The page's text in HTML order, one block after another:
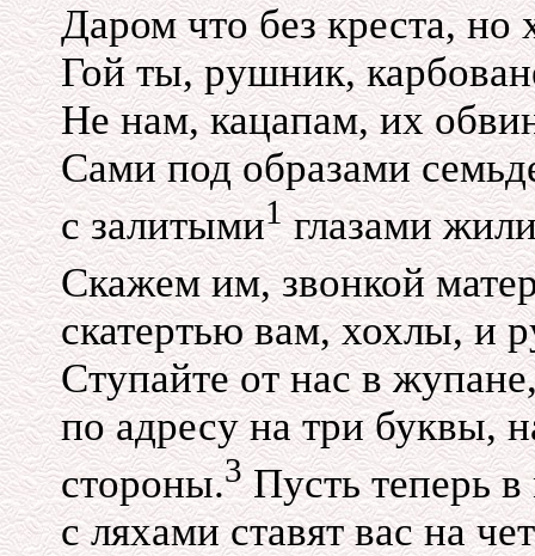
Даром что без креста, но
Гой ты, рушник,
Не нам, кацапам, их
Сами под образами
с залитыми1глазами
Скажем им, звонкой
скатертью вам, хохлы, и
Ступайте от нас в
по адресу на три буквы,
стороны.3Пусть теперь в
с ляхами ставят вас на